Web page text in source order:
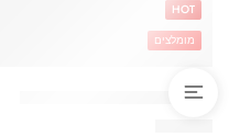
'בקבוק תרמי נירוסטה סטיץ
HOT
מומלצים